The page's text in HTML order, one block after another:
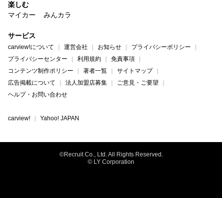
楽しむ
マイカー
みんカラ
サービス
carview!について 運営会社 お知らせ
プライバシーポリシー
プライバシーセンター
利用規約
免責事項
コンテンツ制作ポリシー
著者一覧
サイトマップ
広告掲載について
法人加盟店募集
ご意見・ご要望
ヘルプ・お問い合わせ
carview! Yahoo! JAPAN
©Recruit Co., Ltd. All Rights Reserved.
© LY Corporation